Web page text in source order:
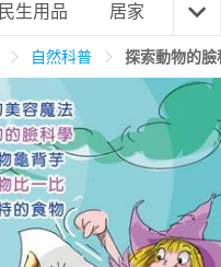
養生保健 民生用品
運動休閒 親子玩具
民生用品 居家 3C
自然科普 探索動物的